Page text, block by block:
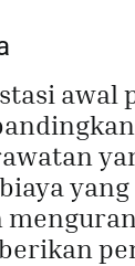
awal